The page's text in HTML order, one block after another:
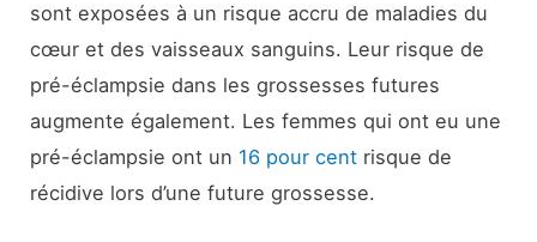
sont exposées à un risque accru de maladies du
cœur et des vaisseaux sanguins. Leur risque de
pré-éclampsie dans les grossesses futures
augmente également. Les femmes qui ont eu une
pré-éclampsie ont un 16 pour cent risque de
récidive lors d’une future grossesse.